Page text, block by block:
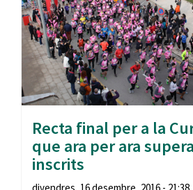
Recta final per a la
que ara per ara
inscrits
divendres, 16 desembre, 2016 - 21:38